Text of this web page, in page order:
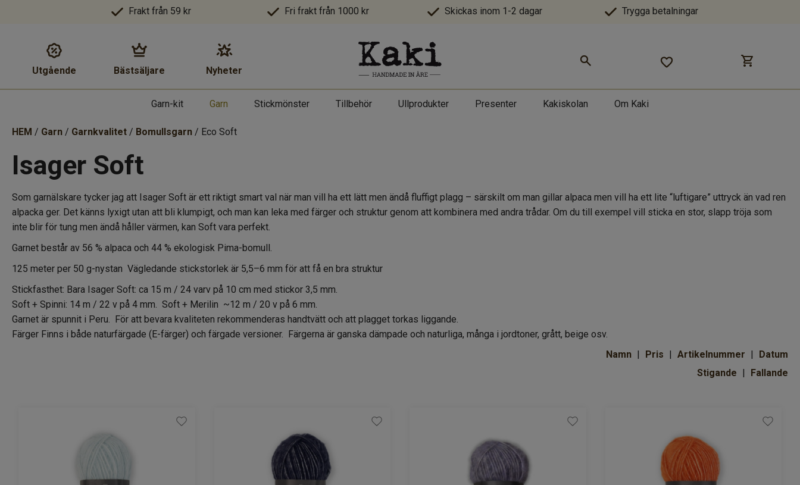
Frakt från 59 kr Fri frakt från 1000 kr Skickas inom 1-2 dagar Trygga betalningar
Utgående Bästsäljare Nyheter
Garn-kit Garn Stickmönster Tillbehör Ullprodukter Presenter Kakiskolan Om Kaki
HEM / Garn / Garnkvalitet / Bomullsgarn / Eco Soft
Isager Soft
Som garnälskare tycker jag att Isager Soft är ett riktigt smart val när man vill ha ett lätt men ändå fluffigt plagg – särskilt om man gillar alpaca men vill ha ett lite “luftigare” uttryck än vad ren
alpacka ger. Det känns lyxigt utan att bli klumpigt, och man kan leka med färger och struktur genom att kombinera med andra trådar. Om du till exempel vill sticka en stor, slapp tröja som
inte blir för tung men ändå håller värmen, kan Soft vara perfekt.
Garnet består av 56 % alpaca och 44 % ekologisk Pima-bomull.
125 meter per 50 g-nystan Vägledande stickstorlek är 5,5–6 mm för att få en bra struktur
Stickfasthet: Bara Isager Soft: ca 15 m / 24 varv på 10 cm med stickor 3,5 mm.
Soft + Spinni: 14 m / 22 v på 4 mm. Soft + Merilin ~12 m / 20 v på 6 mm.
Garnet är spunnit i Peru. För att bevara kvaliteten rekommenderas handtvätt och att plagget torkas liggande.
Färger Finns i både naturfärgade (E-färger) och färgade versioner. Färgerna är ganska dämpade och naturliga, många i jordtoner, grått, beige osv.
Namn
Pris Artikelnummer
Datum
Stigande
Fallande